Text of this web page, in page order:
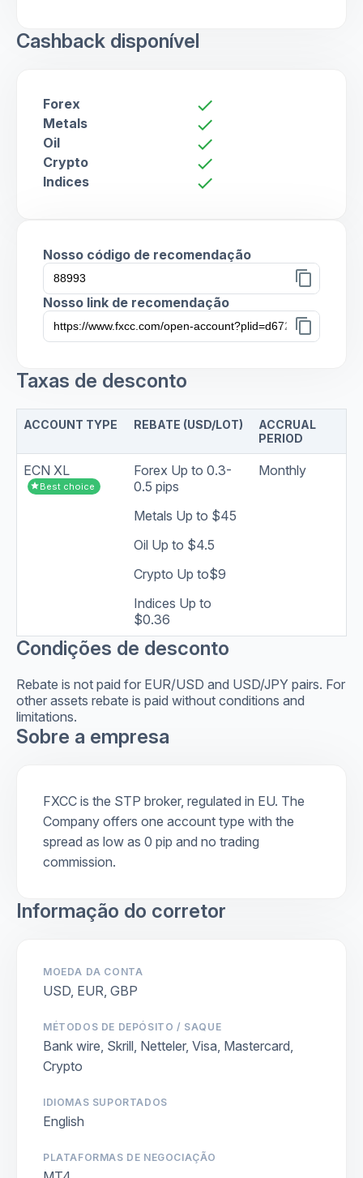
Cashback disponível
Forex check
Metals check
Oil check
Crypto check
Indices check
Nosso código de recomendação
content_copy
Nosso link de recomendação
content_copy
Taxas de desconto
ACCOUNT TYPE REBATE (USD/LOT)
ACCRUAL
PERIOD
ECN XL
starBest choice
Forex Up to 0.3-
0.5 pips
Metals Up to $45
Oil Up to $4.5
Crypto Up to$9
Indices Up to
$0.36
Monthly
Condições de desconto
Rebate is not paid for EUR/USD and USD/JPY pairs. For
other assets rebate is paid without conditions and
limitations.
Sobre a empresa
FXCC is the STP broker, regulated in EU. The
Company offers one account type with the
spread as low as 0 pip and no trading
commission.
Informação do corretor
MOEDA DA CONTA
USD, EUR, GBP
MÉTODOS DE DEPÓSITO / SAQUE
Bank wire, Skrill, Netteler, Visa, Mastercard,
Crypto
IDIOMAS SUPORTADOS
English
PLATAFORMAS DE NEGOCIAÇÃO